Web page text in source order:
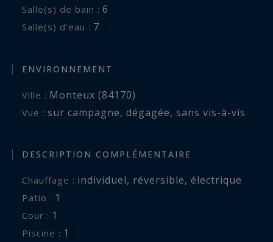
Salle(s) de bain : 6
Salle(s) d'eau : 7
ENVIRONNEMENT
Ville : Monteux (84170)
Vue : sur campagne, dégagée, sans vis-à-vis
DESCRIPTION COMPLÉMENTAIRE
Chauffage : individuel, réversible, électrique
patio : 1
cour : 1
piscine : 1